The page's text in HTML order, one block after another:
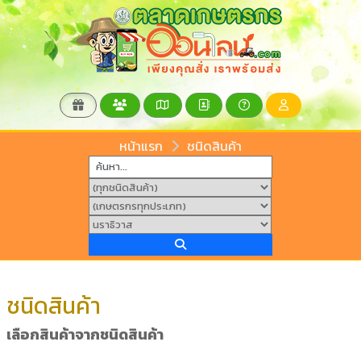
หน้าแรก ชนิดสินค้า
ชนิดสินค้า
เลือกสินค้าจากชนิดสินค้า